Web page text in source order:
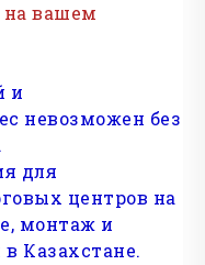
на вашем
и
невозможен без
для
центров на
монтаж и
Казахстане.